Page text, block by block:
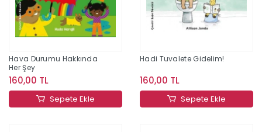
Hava Durumu Hakkında
Her Şey
160,00 TL
Sepete Ekle
Hadi Tuvalete Gidelim!
160,00 TL
Sepete Ekle